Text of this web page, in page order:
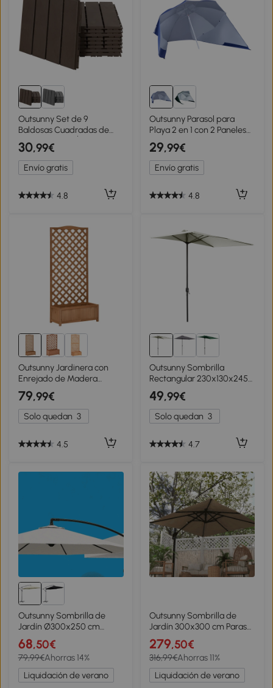
Outsunny Set de 9
Baldosas Cuadradas de
30x30 cm con Área de 0,81
m² Losetas Sistema de Clic
para Balcón Terraza Jardín
Marrón
30,99€
Envío gratis
4.8
Outsunny Parasol para
Playa 2 en 1 con 2 Paneles
Laterales Toldo Portátil
Anti-UV con Bolsa de
Transporte Ø210x222cm
Azul
29,99€
Envío gratis
4.8
Outsunny Jardinera con
Enrejado de Madera
Maciza Arriate Macetero
con Soporte para
Trepadora Cultivos Plantas
Flores para Balcón Terraza
cm Marrón
79,99€
Solo quedan 3
4.5
Outsunny Sombrilla
Rectangular 230x130x245
cm Parasol para Pared
Media Sombrilla con
Manivela Protección UV
30+ Impermeable Tela
Balcón Terraza Jardín
49,99€
Solo quedan 3
4.7
Outsunny Sombrilla de
Jardín Ø300x250 cm
Parasol Excéntrico
Inclinable con Manivela
Base Cruzada y Soporte de
Metal 8 Varillas para
Terraza Exterior Balcón
68,50€
79,99€Ahorras 14%
Liquidación de verano
Outsunny Sombrilla de
Jardín 300x300 cm Parasol
de Aluminio con Manivela
Poste Giratorio 360° Doble
Techo Inclinable Caqui
279,50€
316,99€Ahorras 11%
Liquidación de verano